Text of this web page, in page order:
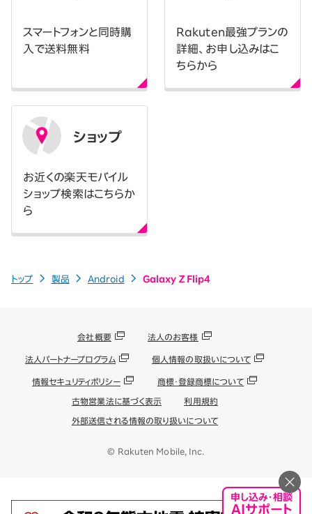
申し込み・相談
AIサポート
スマートフォンと同時購
入で送料無料
Rakuten最強プランの
詳細、お申し込みはこ
ちらから
ショップ
お近くの楽天モバイル
ショップ検索はこちらか
ら
トップ 製品 Android Galaxy Z Flip4
会社概要 法人のお客様
法人パートナープログラム 個人情報の取扱いについて
情報セキュリティポリシー 商標・登録商標について
古物営業法に基づく表示 利用規約
外部送信される情報の取り扱いについて
© Rakuten Mobile, Inc.